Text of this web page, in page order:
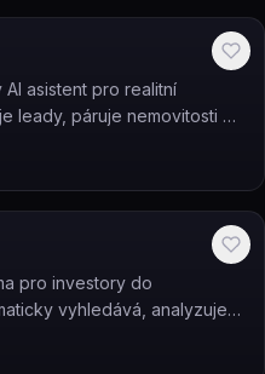
asistent pro realitní
leady, páruje nemovitosti a
z telefonu.
pro investory do
vyhledává, analyzuje a
na základě metrik jako
náklady na rekonstrukci.